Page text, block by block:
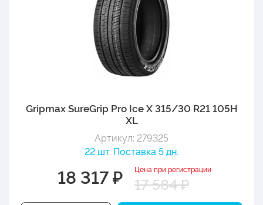
Gripmax SureGrip Pro Ice X 315/30 R21 105H
XL
Артикул: 279325
22 шт. Поставка 5 дн.
18 317 ₽ Цена при регистрации
17 584 ₽